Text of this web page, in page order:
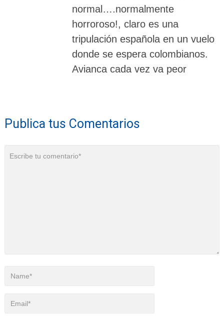
normal….normalmente
horroroso!, claro es una
tripulación española en un vuelo
donde se espera colombianos.
Avianca cada vez va peor
Publica tus Comentarios